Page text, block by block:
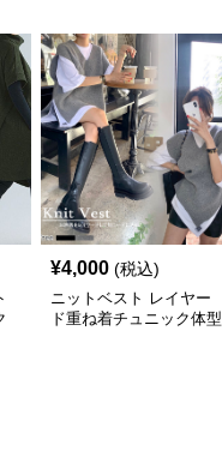
¥4,000 (税込)
ニットベスト レイヤー
ド重ね着チュニック体型